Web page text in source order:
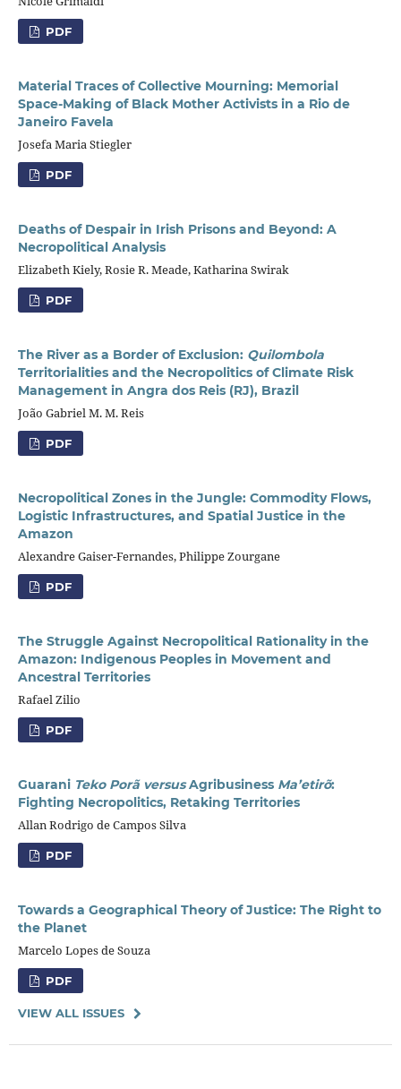
PDF
Material Traces of Collective Mourning: Memorial
Space-Making of Black Mother Activists in a Rio de
Janeiro Favela
Josefa Maria Stiegler
PDF
Deaths of Despair in Irish Prisons and Beyond: A
Necropolitical Analysis
Elizabeth Kiely, Rosie R. Meade, Katharina Swirak
PDF
The River as a Border of Exclusion: Quilombola
Territorialities and the Necropolitics of Climate Risk
Management in Angra dos Reis (RJ), Brazil
João Gabriel M. M. Reis
PDF
Necropolitical Zones in the Jungle: Commodity Flows,
Logistic Infrastructures, and Spatial Justice in the
Amazon
Alexandre Gaiser-Fernandes, Philippe Zourgane
PDF
The Struggle Against Necropolitical Rationality in the
Amazon: Indigenous Peoples in Movement and
Ancestral Territories
Rafael Zilio
PDF
Guarani Teko Porã versusAgribusiness Ma’etirõ:
Fighting Necropolitics, Retaking Territories
Allan Rodrigo de Campos Silva
PDF
Towards a Geographical Theory of Justice: The Right to
the Planet
Marcelo Lopes de Souza
PDF
VIEW ALL ISSUES